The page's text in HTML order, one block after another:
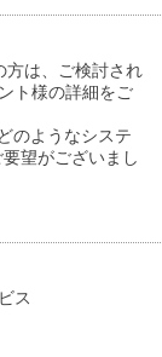
方は、ご検討され
ト様の詳細をご
のようなシステ
望がございまし
ス